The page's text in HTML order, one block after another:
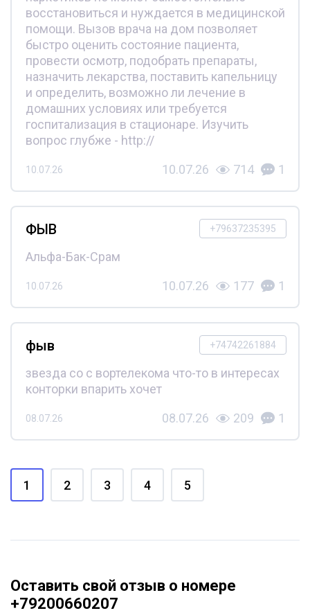
восстановиться и нуждается в медицинской
помощи. Вызов врача на дом позволяет
быстро оценить состояние пациента,
провести осмотр, подобрать препараты,
назначить лекарства, поставить капельницу
и определить, возможно ли лечение в
домашних условиях или требуется
госпитализация в стационаре. Изучить
вопрос глубже - http://
10.07.26 10.07.26 714 1
+79637235395
ФЫВ
Альфа-Бак-Срам
10.07.26 10.07.26 177 1
+74742261884
фыв
звезда со с вортелекома что-то в интересах
конторки впарить хочет
08.07.26 08.07.26 209 1
1 2 3 4 5
Оставить свой отзыв о номере
+79200660207